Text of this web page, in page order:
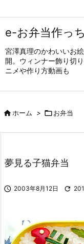
e-お弁当作っ
宮澤真理のかわいいお
開。ウィンナー飾り切
ニメや作り方動画も
ホーム > お弁当
夢見る子猫弁当
 2003年8月12日 